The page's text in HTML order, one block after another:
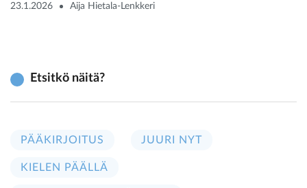
23.1.2026 Aija Hietala-Lenkkeri
Etsitkö näitä?
PÄÄKIRJOITUS JUURI NYT
KIELEN PÄÄLLÄ